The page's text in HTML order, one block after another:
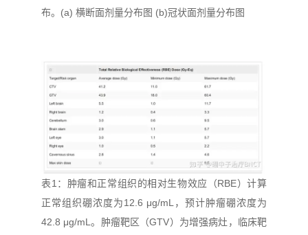
布。(a) 横断面剂量分布图 (b)冠状面剂量分布图
表1：肿瘤和正常组织的相对生物效应（RBE）计算
正常组织硼浓度为12.6 μg/mL，预计肿瘤硼浓度为
42.8 μg/mL。肿瘤靶区（GTV）为增强病灶，临床靶